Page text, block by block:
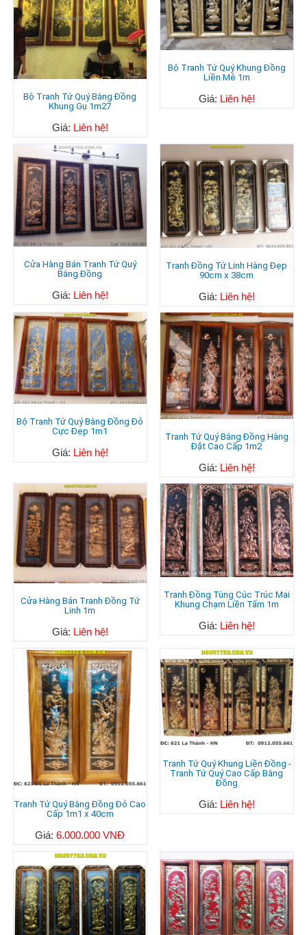
Bộ Tranh Tứ Quý Bằng Đồng
Khung Gụ 1m27
Giá: Liên hệ!
Bộ Tranh Tứ Quý Khung Đồng
Liền Mê 1m
Giá: Liên hệ!
Cửa Hàng Bán Tranh Tứ Quý
Bằng Đồng
Giá: Liên hệ!
Tranh Đồng Tứ Linh Hàng Đẹp
90cm x 38cm
Giá: Liên hệ!
Bộ Tranh Tứ Quý Bằng Đồng Đỏ
Cực Đẹp 1m1
Giá: Liên hệ!
Tranh Tứ Quý Bằng Đồng Hàng
Đặt Cao Cấp 1m2
Giá: Liên hệ!
Cửa Hàng Bán Tranh Đồng Tứ
Linh 1m
Giá: Liên hệ!
Tranh Đồng Tùng Cúc Trúc Mai
Khung Chạm Liền Tấm 1m
Giá: Liên hệ!
Tranh Tứ Quý Bằng Đồng Đỏ Cao
Cấp 1m1 x 40cm
Giá:6.000.000 VNĐ
Tranh Tứ Quý Khung Liền Đồng -
Tranh Tứ Quý Cao Cấp Bằng
Đồng
Giá: Liên hệ!